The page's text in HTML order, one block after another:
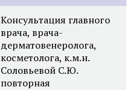
Консультация главного
врача, врача-
дерматовенеролога,
косметолога, к.м.н.
Соловьевой С.Ю.
повторная